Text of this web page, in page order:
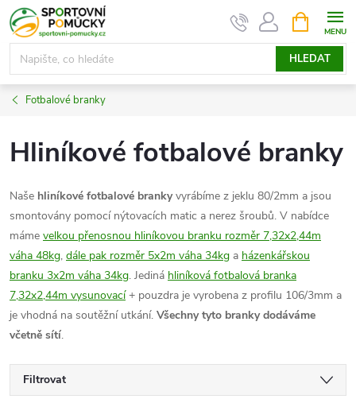
Přejít
na
obsah
HLEDAT
NÁKUPNÍ
KOŠÍK
Fotbalové branky
Hliníkové fotbalové branky
Naše hliníkové fotbalové brankyvyrábíme z jeklu 80/2mm a jsou
smontovány pomocí nýtovacích matic a nerez šroubů. V nabídce
máme velkou přenosnou hliníkovou branku rozměr 7,32x2,44m
váha 48kg, dále pak rozměr 5x2m váha 34kg a házenkářskou
branku 3x2m váha 34kg. Jediná hliníková fotbalová branka
7,32x2,44m vysunovací+ pouzdra je vyrobena z profilu 106/3mm a
je vhodná na soutěžní utkání. Všechny tyto branky dodáváme
včetně sítí.
Filtrovat